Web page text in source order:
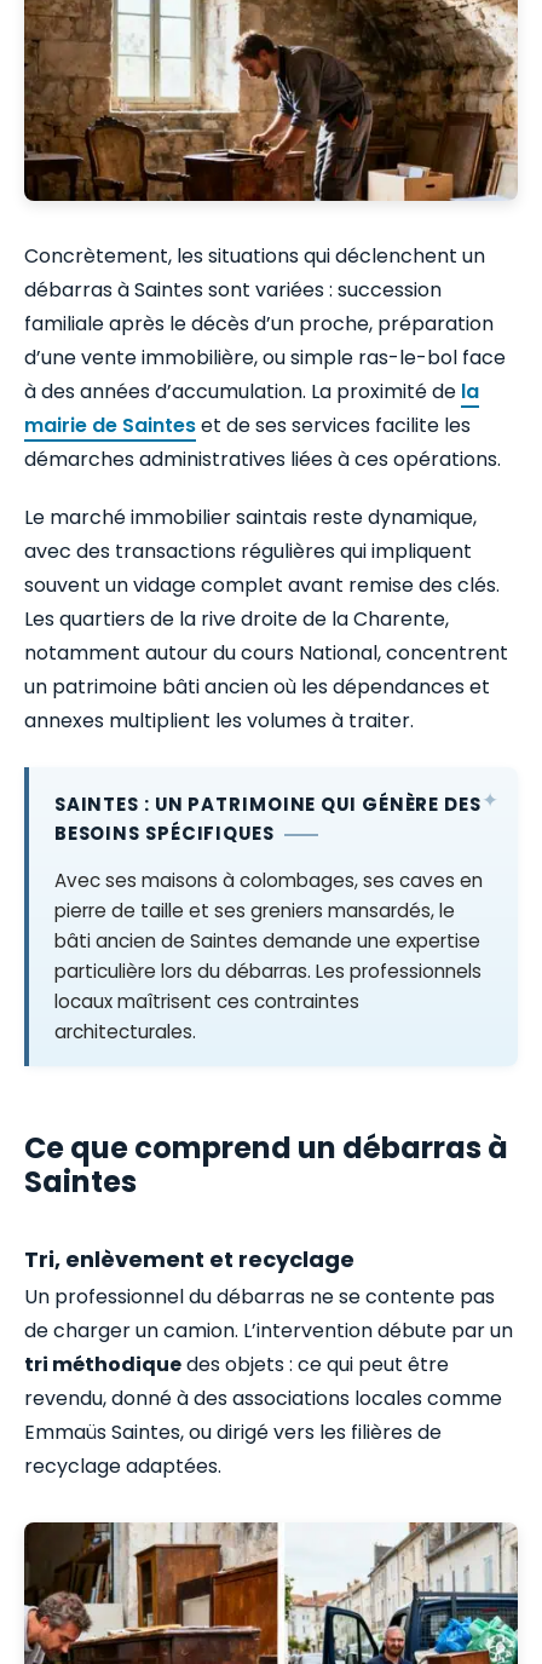
Concrètement, les situations qui déclenchent un
débarras à Saintes sont variées : succession
familiale après le décès d’un proche, préparation
d’une vente immobilière, ou simple ras-le-bol face
à des années d’accumulation. La proximité de la
mairie de Sainteset de ses services facilite les
démarches administratives liées à ces opérations.
Le marché immobilier saintais reste dynamique,
avec des transactions régulières qui impliquent
souvent un vidage complet avant remise des clés.
Les quartiers de la rive droite de la Charente,
notamment autour du cours National, concentrent
un patrimoine bâti ancien où les dépendances et
annexes multiplient les volumes à traiter.
SAINTES : UN PATRIMOINE QUI GÉNÈRE DES
BESOINS SPÉCIFIQUES
Avec ses maisons à colombages, ses caves en
pierre de taille et ses greniers mansardés, le
bâti ancien de Saintes demande une expertise
particulière lors du débarras. Les professionnels
locaux maîtrisent ces contraintes
architecturales.
Ce que comprend un débarras à
Saintes
Tri, enlèvement et recyclage
Un professionnel du débarras ne se contente pas
de charger un camion. L’intervention débute par un
tri méthodiquedes objets : ce qui peut être
revendu, donné à des associations locales comme
Emmaüs Saintes, ou dirigé vers les filières de
recyclage adaptées.